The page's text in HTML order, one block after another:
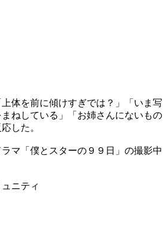
体を前に傾けすぎでは？」「いま写
ねしている」「お姉さんにないもの
した。
マ「僕とスターの９９日」の撮影中
ニティ